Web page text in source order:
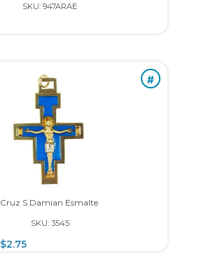
SKU: 947ARAE
#
Cruz S.Damian Esmalte
SKU: 3545
$2.75